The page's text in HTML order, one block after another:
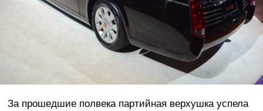
За прошедшие полвека партийная верхушка успела